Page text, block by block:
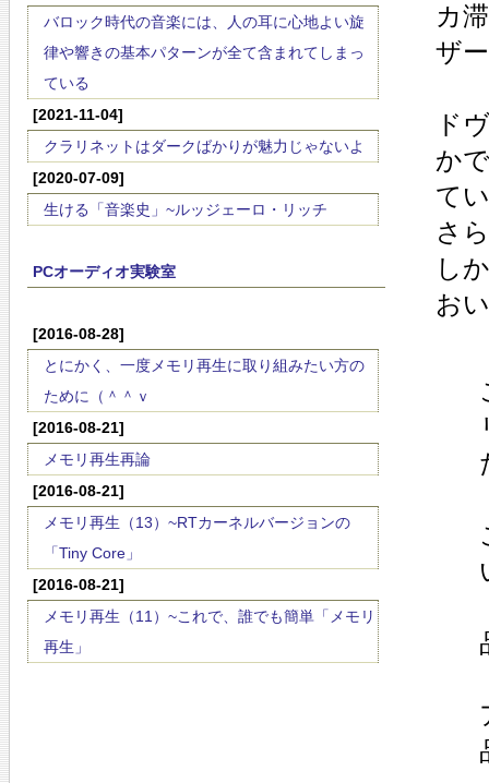
バロック時代の音楽には、人の耳に心地よい旋
律や響きの基本パターンが全て含まれてしまっ
ている
[2021-11-04]
クラリネットはダークばかりが魅力じゃないよ
[2020-07-09]
生ける「音楽史」~ルッジェーロ・リッチ
PCオーディオ実験室
[2016-08-28]
とにかく、一度メモリ再生に取り組みたい方の
ために（＾＾ｖ
[2016-08-21]
メモリ再生再論
[2016-08-21]
メモリ再生（13）~RTカーネルバージョンの
「Tiny Core」
[2016-08-21]
メモリ再生（11）~これで、誰でも簡単「メモリ
再生」
カ
ザ
ド
か
て
さ
し
お